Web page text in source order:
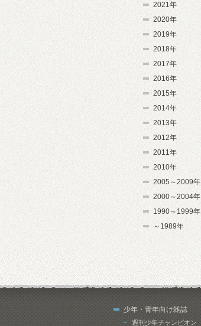
2021年
2020年
2019年
2018年
2017年
2016年
2015年
2014年
2013年
2012年
2011年
2010年
2005～2009年
2000～2004年
1990～1999年
～1989年
少年・青年向け雑誌
週刊少年チャンピオン